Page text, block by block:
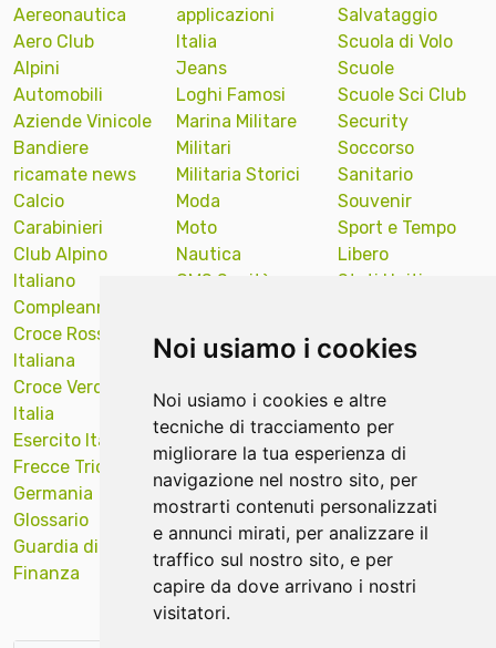
Noi usiamo i cookies
Noi usiamo i cookies e altre
tecniche di tracciamento per
migliorare la tua esperienza di
navigazione nel nostro sito, per
mostrarti contenuti personalizzati
e annunci mirati, per analizzare il
traffico sul nostro sito, e per
capire da dove arrivano i nostri
visitatori.
Aereonautica
Aero Club
Alpini
Automobili
Aziende Vinicole
Bandiere
ricamate news
Calcio
Carabinieri
Club Alpino
Italiano
Compleanno
Croce Rossa
Italiana
Croce Verde
Italia
Esercito Italiano
Frecce Tricolori
Germania
Glossario
Guardia di
Finanza
applicazioni
Italia
Jeans
Loghi Famosi
Marina Militare
Militari
Militaria Storici
Moda
Moto
Nautica
OMS Sanità
Unite
Polizia Locale
ricamati news
Protezione Civile
Quadri Opere
Arte
Religiosi
Remove Before
Flight news
Salvataggio
Scuola di Volo
Scuole
Scuole Sci Club
Security
Soccorso
Sanitario
Souvenir
Sport e Tempo
Libero
Stati Uniti
Sub Diver
Sud Tirol
Targa Auto
Tecniche ricamo
Val Gardena
Veicoli Industriali
Venezia
Verona
Vigili del Fuoco